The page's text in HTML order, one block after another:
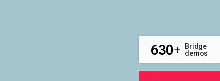
630+
Bridge
demos